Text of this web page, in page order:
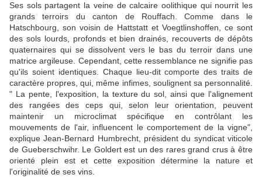
Ses sols partagent la veine de calcaire oolithique qui nourrit les
grands terroirs du canton de Rouffach. Comme dans le
Hatschbourg, son voisin de Hattstatt et Voegtlinshoffen, ce sont
des sols lourds, profonds et bien drainés, recouverts de dépôts
quaternaires qui se dissolvent vers le bas du terroir dans une
matrice argileuse. Cependant, cette ressemblance ne signifie pas
qu'ils soient identiques. Chaque lieu-dit comporte des traits de
caractère propres, qui, même infimes, soulignent sa personnalité.
" La pente, l'exposition, la texture du sol, ainsi que l'alignement
des rangées des ceps qui, selon leur orientation, peuvent
maintenir un microclimat spécifique en contrôlant les
mouvements de l'air, influencent le comportement de la vigne",
explique Jean-Bernard Humbrecht, président du syndicat viticole
de Gueberschwihr. Le Goldert est un des rares grand crus à être
orienté plein est et cette exposition détermine la nature et
l'originalité de ses vins.